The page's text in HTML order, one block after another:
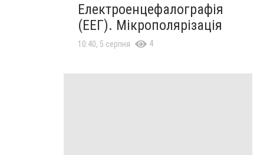
Електроенцефалографія
(ЕЕГ). Мікрополярізація
10:40, 5 серпня 4